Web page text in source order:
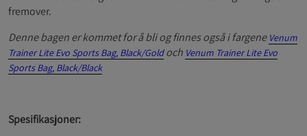
fremover.
Denne bagen er kommet for å bli og finnes også i fargene Venum
Trainer Lite Evo Sports Bag, Black/Goldoch Venum Trainer Lite Evo
Sports Bag, Black/Black
Spesifikasjoner: